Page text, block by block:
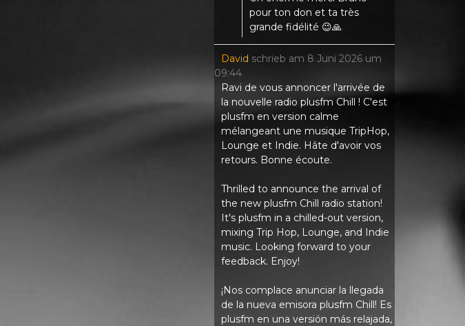
pour ton don et ta très
grande fidélité 😉🙏
David schrieb am 8 Juni 2026 um
09:44
Ravi de vous annoncer l'arrivée de
la nouvelle radio plusfm Chill ! C'est
plusfm en version calme
mélangeant une musique TripHop,
Lounge et Indie. Hâte d'avoir vos
retours. Bonne écoute.
Thrilled to announce the arrival of
the new plusfm Chill radio station!
It's plusfm in a chilled-out version,
mixing Trip Hop, Lounge, and Indie
music. Looking forward to your
feedback. Enjoy!
¡Nos complace anunciar la llegada
de la nueva emisora ​​plusfm Chill! Es
plusfm en una versión más relajada,